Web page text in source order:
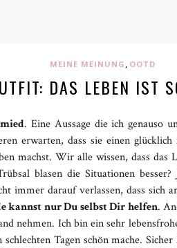
MEINE MEINUNG , OOTD
DAS LEBEN IST
. Eine Aussage die ich genauso
erwarten, dass sie einen
machst. Wir alle wissen, dass
blasen die Situationen besser?
immer darauf verlassen, dass sich
kannst nur Du selbst Dir helfen.
nehmen. Ich bin ein sehr
Tagen schön mache.